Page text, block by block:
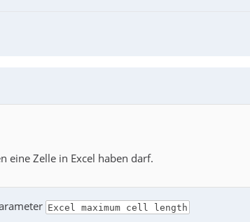
eine Zelle in Excel haben darf.
Excel maximum cell length